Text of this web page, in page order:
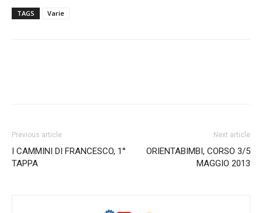
TAGS Varie
Previous article
I CAMMINI DI FRANCESCO, 1°
TAPPA
Next article
ORIENTABIMBI, CORSO 3/5
MAGGIO 2013